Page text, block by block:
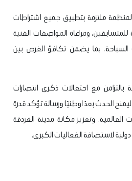
ملتزمة بتطبيق جميع اشتراطات
للمتسابقين، ومراعاة المواصفات الفنية
بما يضمن تكافؤ الفرص بين
بالتزامن مع احتفالات ذكرى انتصارات
من أكتوبر 2026، ليمنح الحدث بعدًا وطنيًا ورسالة تؤكد قدرة
وتعزيز مكانة مدينة الغردقة
لاستضافة الفعاليات الكبرى.